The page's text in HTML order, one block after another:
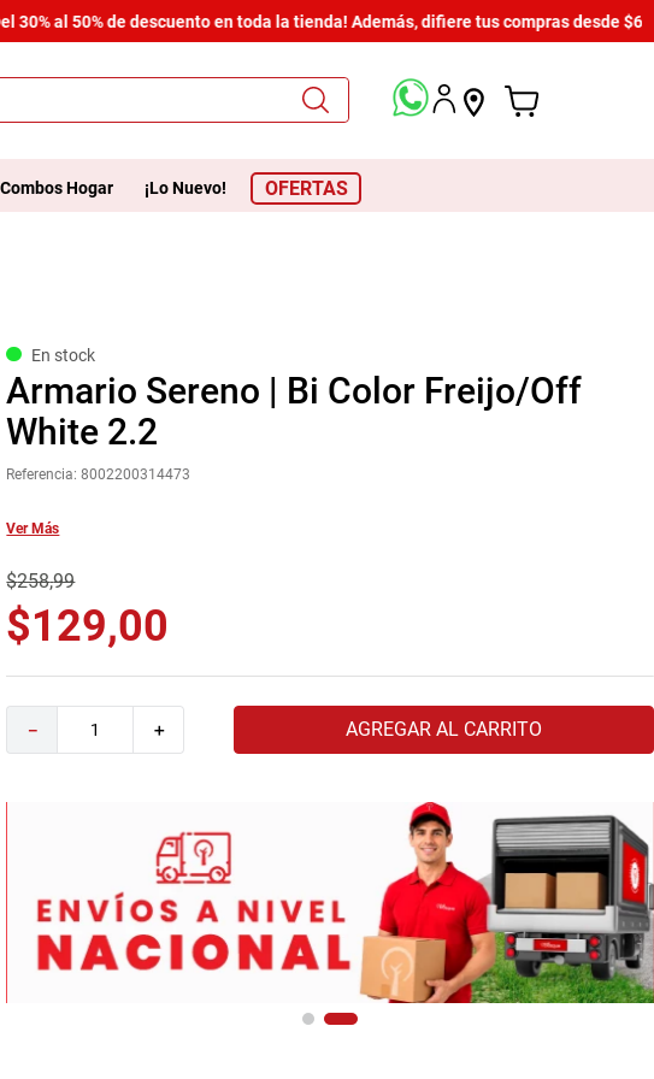
al 50% de descuento en toda la tienda! Además, difiere tus compras desde $600
Combos Hogar ¡Lo Nuevo! OFERTAS
En stock
Armario Sereno | Bi Color Freijo/Off
White 2.2
Referencia:8002200314473
Ver Más
$258,99
$129,00
＋
－ AGREGAR AL CARRITO